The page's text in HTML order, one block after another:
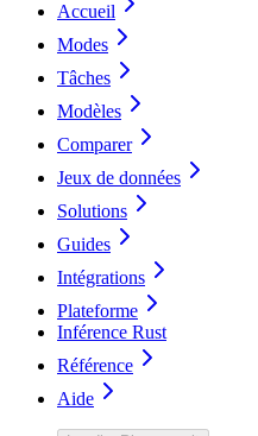
Accueil
Modes
Tâches
Modèles
Comparer
Jeux de données
Solutions
Guides
Intégrations
Plateforme
Inférence Rust
Référence
Aide